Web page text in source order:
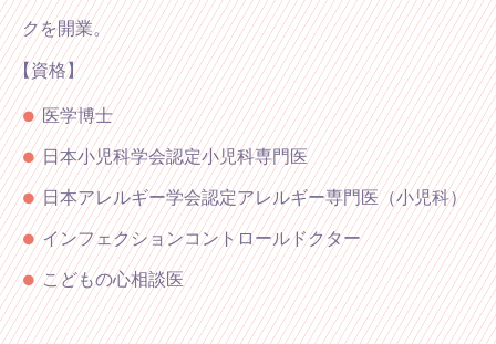
クを開業。
【資格】
医学博士
日本小児科学会認定小児科専門医
日本アレルギー学会認定アレルギー専門医（小児科）
インフェクションコントロールドクター
こどもの心相談医